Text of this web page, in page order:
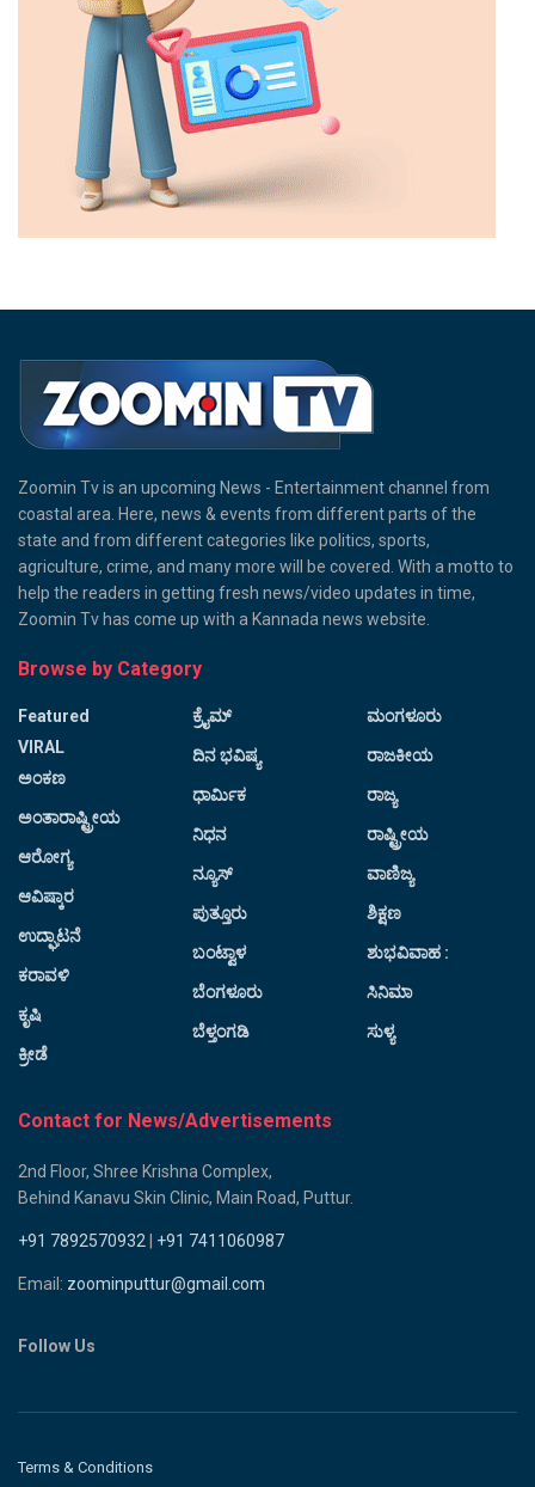
Zoomin Tv is an upcoming News - Entertainment channel from
coastal area. Here, news & events from different parts of the
state and from different categories like politics, sports,
agriculture, crime, and many more will be covered. With a motto to
help the readers in getting fresh news/video updates in time,
Zoomin Tv has come up with a Kannada news website.
Browse by Category
Featured
VIRAL
ಅಂಕಣ
ಅಂತಾರಾಷ್ಟ್ರೀಯ
ಆರೋಗ್ಯ
ಆವಿಷ್ಕಾರ
ಉದ್ಘಾಟನೆ
ಕರಾವಳಿ
ಕೃಷಿ
ಕ್ರೀಡೆ
ಕ್ರೈಮ್
ದಿನ ಭವಿಷ್ಯ
ಧಾರ್ಮಿಕ
ನಿಧನ
ನ್ಯೂಸ್
ಪುತ್ತೂರು
ಬಂಟ್ವಾಳ
ಬೆಂಗಳೂರು
ಬೆಳ್ತಂಗಡಿ
ಮಂಗಳೂರು
ರಾಜಕೀಯ
ರಾಜ್ಯ
ರಾಷ್ಟ್ರೀಯ
ವಾಣಿಜ್ಯ
ಶಿಕ್ಷಣ
ಶುಭವಿವಾಹ :
ಸಿನಿಮಾ
ಸುಳ್ಯ
Contact for News/Advertisements
2nd Floor, Shree Krishna Complex,
Behind Kanavu Skin Clinic, Main Road, Puttur.
+91 7892570932 +91 7411060987
Email: zoominputtur@gmail.com
Follow Us
Terms & Conditions